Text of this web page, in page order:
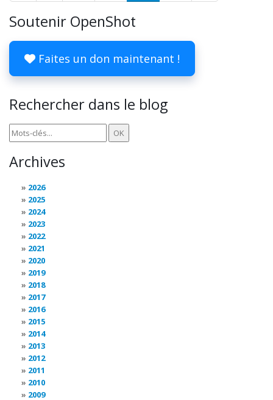
Soutenir OpenShot
Faites un don maintenant !
Rechercher dans le blog
Archives
2026
2025
2024
2023
2022
2021
2020
2019
2018
2017
2016
2015
2014
2013
2012
2011
2010
2009